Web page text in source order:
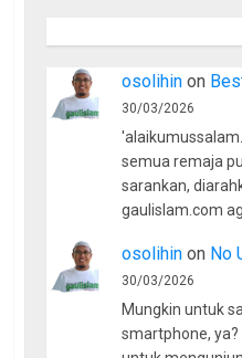
osolihinon
30/03/2026
semua remaja
sarankan,
gaulislam.com
osolihinon No
30/03/2026
Mungkin untuk
smartphone, ya?